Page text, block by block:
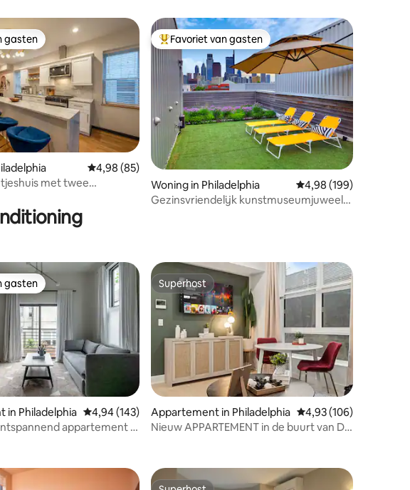
4,81 op 5, 166 recensies
gasten
gasten
Gemiddelde beoordeling van 4,98 op 5, 85 recensies
4,98 (85)
met twee
Topfavoriet van gasten
Favoriet van gasten
Woning in Philadelphia Gemiddelde
4,98 (199)
Gezinsvriendelijk kunstmuseumjuweel
4,89 op 5, 363 recensies
gasten
gasten
in Philadelphia Gemiddelde beoordeling van 4,94 op 5, 143 recensies
4,94 (143)
appartement in
Superhost
Superhost
Appartement in Philadelphia Gemiddelde
4,93 (106)
Nieuw APPARTEMENT in de buurt van DT